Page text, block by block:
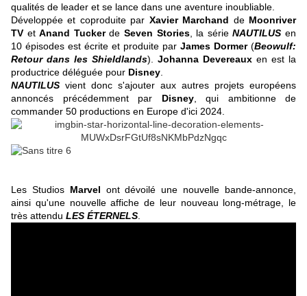
qualités de leader et se lance dans une aventure inoubliable.
Développée et coproduite par Xavier Marchand de Moonriver
TV et Anand TuckerdeSeven Stories, la sérieNAUTILUS en
10 épisodes est écrite et produite par James Dormer(Beowulf:
Retour dans les Shieldlands). Johanna Devereaux en est la
productrice déléguée pour Disney
NAUTILUS vient donc s'ajouter aux autres projets européens
annoncés précédemment par Disney, qui ambitionne de
commander 50 productions en Europe d'ici 2024.
Les Studios Marvel ont dévoilé une nouvelle bande-annonce,
ainsi qu'une nouvelle affiche de leur nouveau long-métrage, le
très attendu LES ÉTERNELS